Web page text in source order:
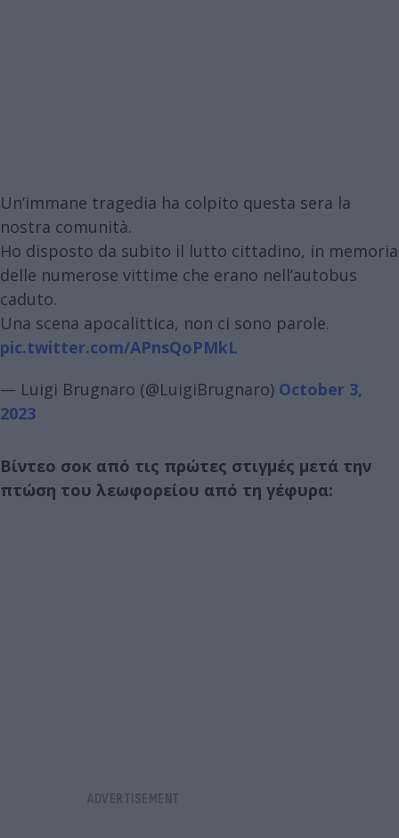
Un’immane tragedia ha colpito questa sera la
nostra comunità.
Ho disposto da subito il lutto cittadino, in memoria
delle numerose vittime che erano nell’autobus
caduto.
Una scena apocalittica, non ci sono parole.
pic.twitter.com/APnsQoPMkL
— Luigi Brugnaro (@LuigiBrugnaro) October 3,
2023
Βίντεο σοκ από τις πρώτες στιγμές μετά την
πτώση του λεωφορείου από τη γέφυρα: